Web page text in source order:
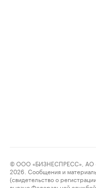
© ООО «БИЗНЕСПРЕСС», АО
2026. Сообщения и
(свидетельство о